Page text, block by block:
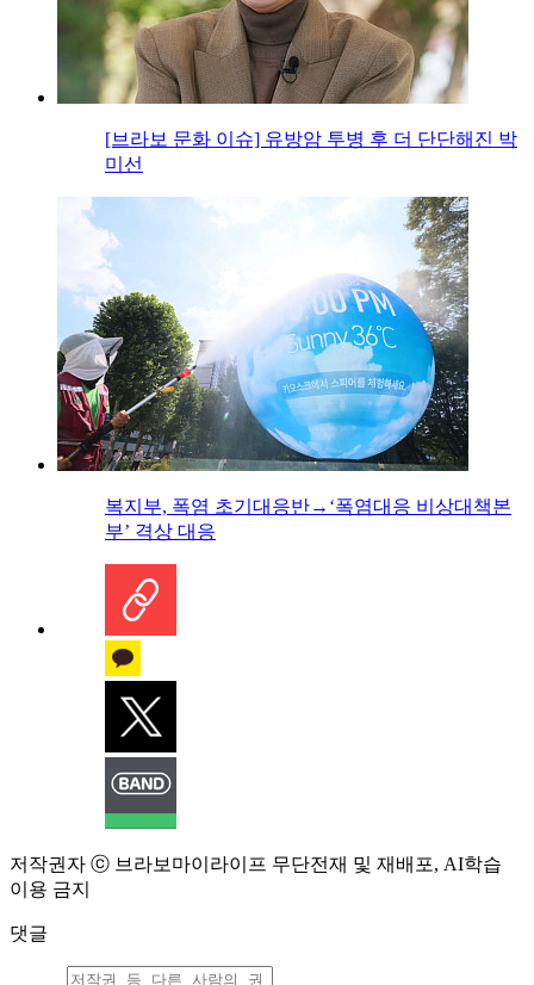
[브라보 문화 이슈] 유방암 투병 후 더 단단해진 박
미선
복지부, 폭염 초기대응반→‘폭염대응 비상대책본
부’ 격상 대응
저작권자 ⓒ 브라보마이라이프 무단전재 및 재배포, AI학습
이용 금지
댓글